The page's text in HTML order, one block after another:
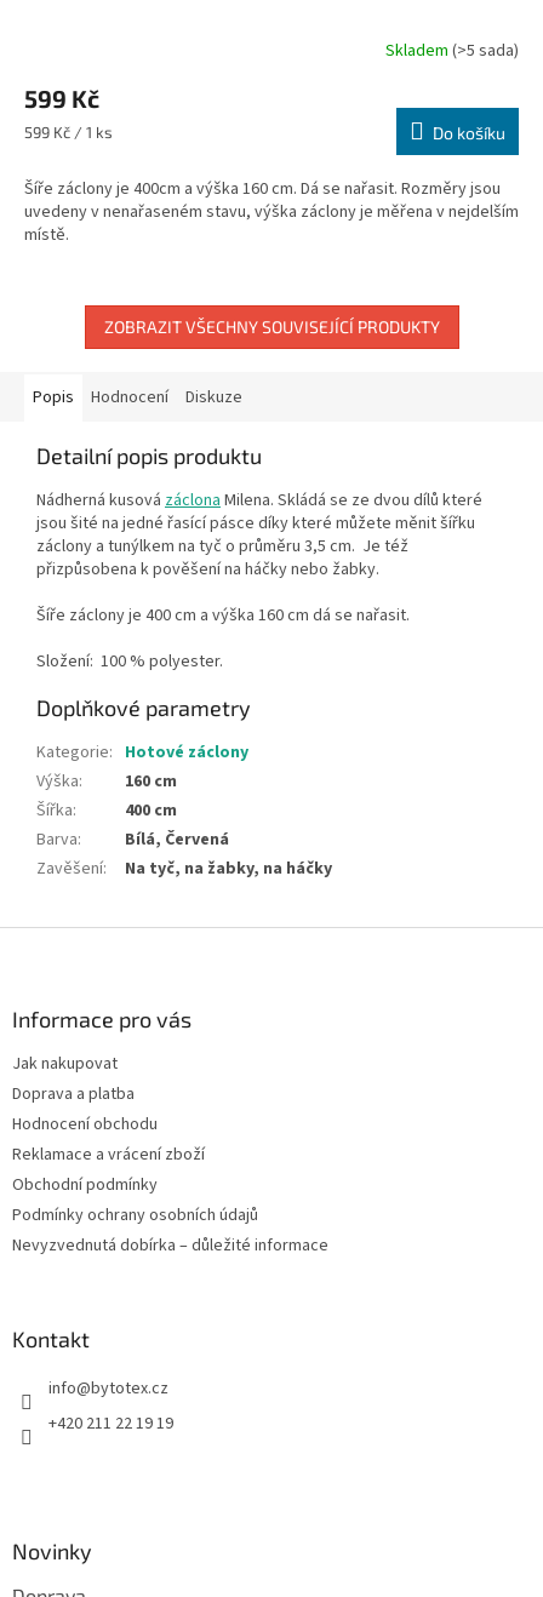
Skladem (>5 sada)
599 Kč
Měrná
599 Kč / 1 ks Do košíku
Šíře záclony je 400cm a výška 160 cm. Dá se nařasit. Rozměry jsou
uvedeny v nenařaseném stavu, výška záclony je měřena v nejdelším
místě.
ZOBRAZIT VŠECHNY SOUVISEJÍCÍ PRODUKTY
Popis Hodnocení Diskuze
Detailní popis produktu
Nádherná kusová záclonaMilena. Skládá se ze dvou dílů které
jsou šité na jedné řasící pásce díky které můžete měnit šířku
záclony a tunýlkem na tyč o průměru 3,5 cm. Je též
přizpůsobena k pověšení na háčky nebo žabky.
Šíře záclony je 400 cm a výška 160 cm dá se nařasit.
Složení: 100 % polyester.
Doplňkové parametry
Kategorie: Hotové záclony
Výška:
160 cm
Šířka:
400 cm
Barva:
Bílá, Červená
Zavěšení: Na tyč, na žabky, na háčky
Informace pro vás
Jak nakupovat
Doprava a platba
Hodnocení obchodu
Reklamace a vrácení zboží
Obchodní podmínky
Podmínky ochrany osobních údajů
Nevyzvednutá dobírka – důležité informace
Kontakt
info@bytotex.cz
+420 211 22 19 19
Novinky